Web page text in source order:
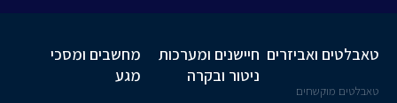
טאבלטים ואביזרים
טאבלטים מוקשחים
חיישנים ומערכות
ניטור ובקרה
מחשבים ומסכי
מגע